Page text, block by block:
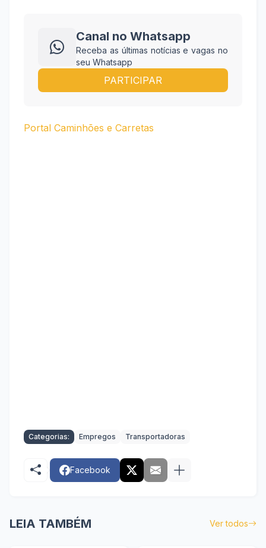
Canal no Whatsapp
Receba as últimas notícias e vagas no
seu Whatsapp
PARTICIPAR
Portal Caminhões e Carretas
Categorias: Empregos Transportadoras
Facebook
LEIA TAMBÉM Ver todos